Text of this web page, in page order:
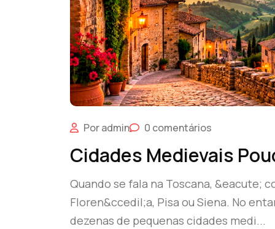
Por admin 0 comentários
Cidades Medievais
Quando se fala na Toscana, &eacute;
Floren&ccedil;a, Pisa ou Siena. No
dezenas de pequenas cidades medi...